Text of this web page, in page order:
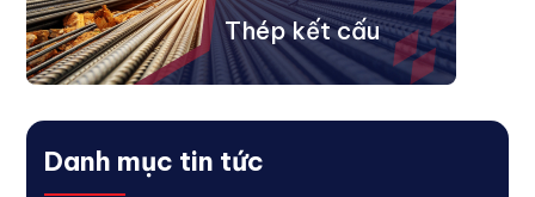
Thép kết cấu
Danh mục tin tức